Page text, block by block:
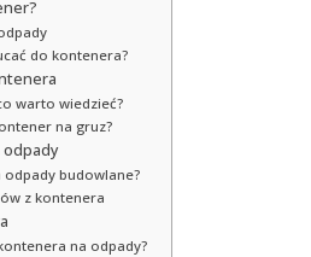
do kontenera?
warto wiedzieć?
na gruz?
odpady
budowlane?
z kontenera
na odpady?